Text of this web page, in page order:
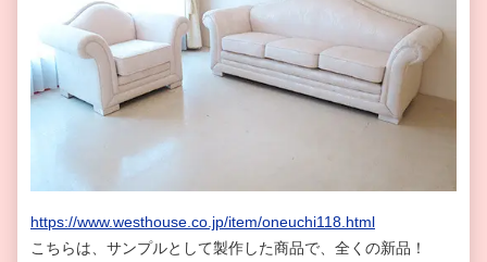
https://www.westhouse.co.jp/item/oneuchi118.html
こちらは、サンプルとして製作した商品で、全くの新品！